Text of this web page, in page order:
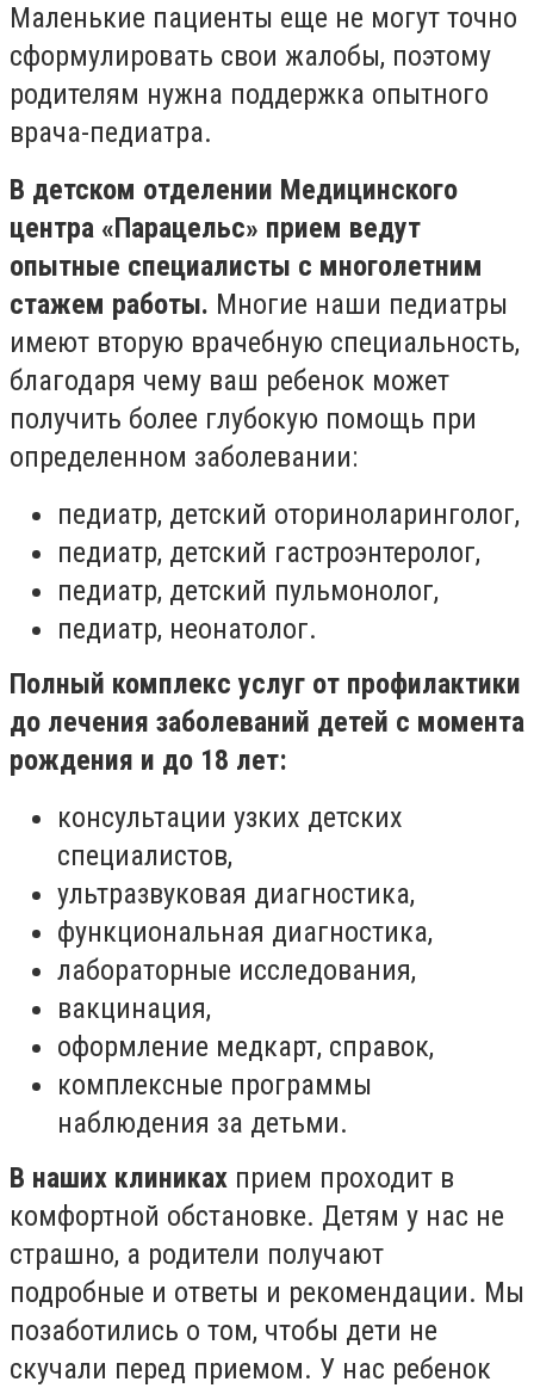
Маленькие пациенты еще не могут точно
сформулировать свои жалобы, поэтому
родителям нужна поддержка опытного
врача-педиатра. ⠀
В детском отделении Медицинского
центра «Парацельс» прием ведут
опытные специалисты с многолетним
стажем работы. Многие наши педиатры
имеют вторую врачебную специальность,
благодаря чему ваш ребенок может
получить более глубокую помощь при
определенном заболевании:
педиатр, детский оториноларинголог,
педиатр, детский гастроэнтеролог,
педиатр, детский пульмонолог,
педиатр, неонатолог.
Полный комплекс услуг от профилактики
до лечения заболеваний детей с момента
рождения и до 18 лет: ⠀
консультации узких детских
специалистов,
ультразвуковая диагностика,
функциональная диагностика,
лабораторные исследования,
вакцинация,
оформление медкарт, справок,
комплексные программы
наблюдения за детьми. ⠀
В наших клиниках прием проходит в
комфортной обстановке. Детям у нас не
страшно, а родители получают
подробные и ответы и рекомендации. Мы
позаботились о том, чтобы дети не
скучали перед приемом. У нас ребенок